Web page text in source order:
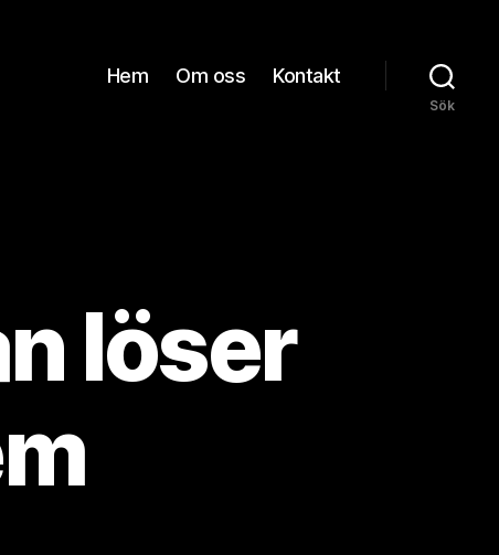
Hem Om oss Kontakt
Sök
löser